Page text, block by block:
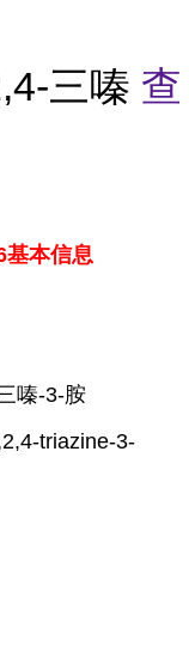
三嗪 查
基本信息
嗪-3-胺
triazine-3-